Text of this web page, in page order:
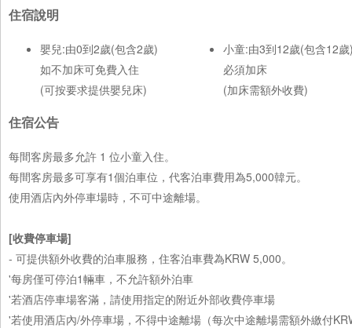
住宿說明
嬰兒:由0到2歲(包含2歲)
如不加床可免費入住
(可按要求提供嬰兒床)
小童:由3到12歲(包含12
必須加床
(加床需額外收費)
住宿公告
每間客房最多允許 1 位小童入住。
每間客房最多可享有1個泊車位，代客泊車費用為5,000韓元。
使用酒店內外停車場時，不可中途離場。
[收費停車場]
- 可提供額外收費的泊車服務，住客泊車費為KRW 5,000。
'每房僅可停泊1輛車，不允許額外泊車
'若酒店停車場客滿，請使用指定的附近外部收費停車場
'若使用酒店內/外停車場，不得中途離場（每次中途離場需額外繳付